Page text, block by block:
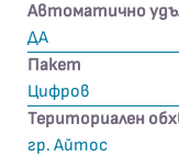
Автоматично
ДА
Пакет
Цифров
Териториален
гр. Айтос